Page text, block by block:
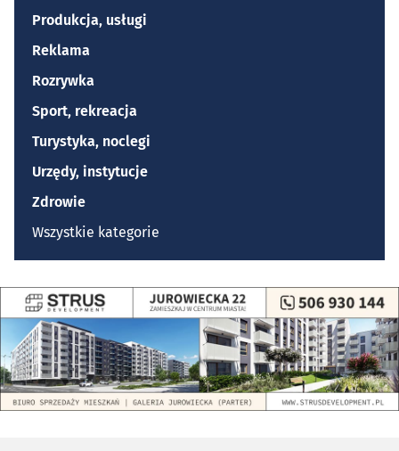
Produkcja, usługi
Reklama
Rozrywka
Sport, rekreacja
Turystyka, noclegi
Urzędy, instytucje
Zdrowie
Wszystkie kategorie